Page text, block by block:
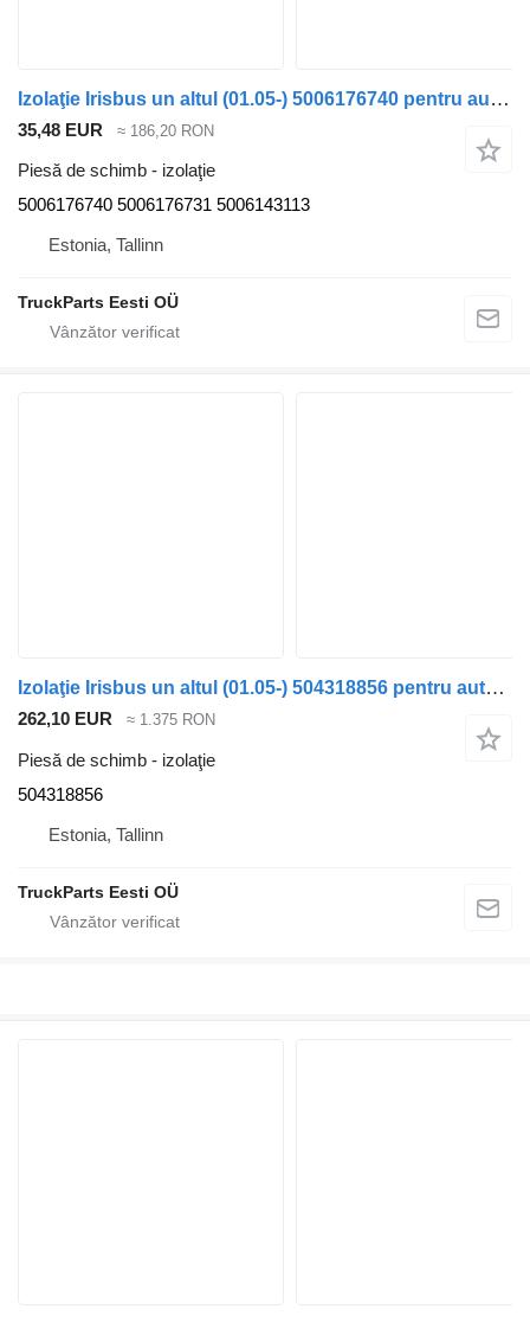
Izolaţie Irisbus un altul (01.05-) 5006176740 pentru autobuz Irisbus Access, Evadys, Axer, Karosa, Recreo, Domino, Agora, Citelis, Eurorider (1999-)
35,48 EUR ≈ 186,20 RON
Piesă de schimb - izolaţie
5006176740 5006176731 5006143113
Estonia, Tallinn
TruckParts Eesti OÜ
Izolaţie Irisbus un altul (01.05-) 504318856 pentru autobuz Irisbus Access, Evadys, Axer, Karosa, Recreo, Domino, Agora, Citelis, Eurorider (1999-)
262,10 EUR ≈ 1.375 RON
Piesă de schimb - izolaţie
504318856
Estonia, Tallinn
TruckParts Eesti OÜ